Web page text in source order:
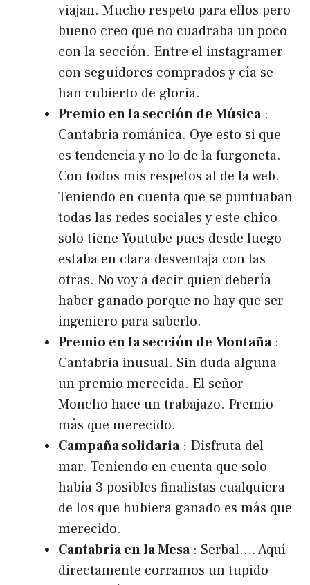
viajan. Mucho respeto para ellos pero
bueno creo que no cuadraba un poco
con la sección. Entre el instagramer
con seguidores comprados y cía se
han cubierto de gloria.
Premio en la sección de Música:
Cantabria románica. Oye esto si que
es tendencia y no lo de la furgoneta.
Con todos mis respetos al de la web.
Teniendo en cuenta que se puntuaban
todas las redes sociales y este chico
solo tiene Youtube pues desde luego
estaba en clara desventaja con las
otras. No voy a decir quien debería
haber ganado porque no hay que ser
ingeniero para saberlo.
Premio en la sección de Montaña:
Cantabria inusual. Sin duda alguna
un premio merecida. El señor
Moncho hace un trabajazo. Premio
más que merecido.
Campaña solidaria: Disfruta del
mar. Teniendo en cuenta que solo
había 3 posibles finalistas cualquiera
de los que hubiera ganado es más que
merecido.
Cantabria en la Mesa: Serbal…. Aquí
directamente corramos un tupido